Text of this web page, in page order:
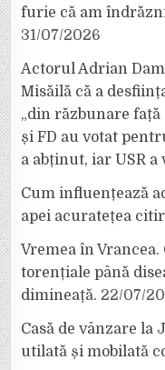
furie că am
31/07/2026
Actorul Adrian
Misăilă că a
„din răzbunare față
și FD au votat
a abținut, iar USR
Cum influențează
apei acuratețea
Vremea în
torențiale până
dimineață. 22/07/
Casă de vânzare la
utilată și mobilată